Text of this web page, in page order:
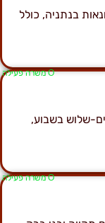
בנתניה, כולל
Ο משרה פעילה
שלוש בשבוע,
Ο משרה פעילה